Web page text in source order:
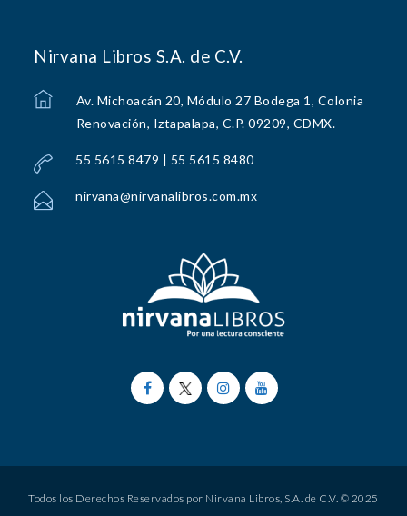
Nirvana Libros S.A. de C.V.
Av. Michoacán 20, Módulo 27 Bodega 1, Colonia
Renovación, Iztapalapa, C.P. 09209, CDMX.
55 5615 8479 | 55 5615 8480
nirvana@nirvanalibros.com.mx
Todos los Derechos Reservados por Nirvana Libros, S.A. de C.V. © 2025